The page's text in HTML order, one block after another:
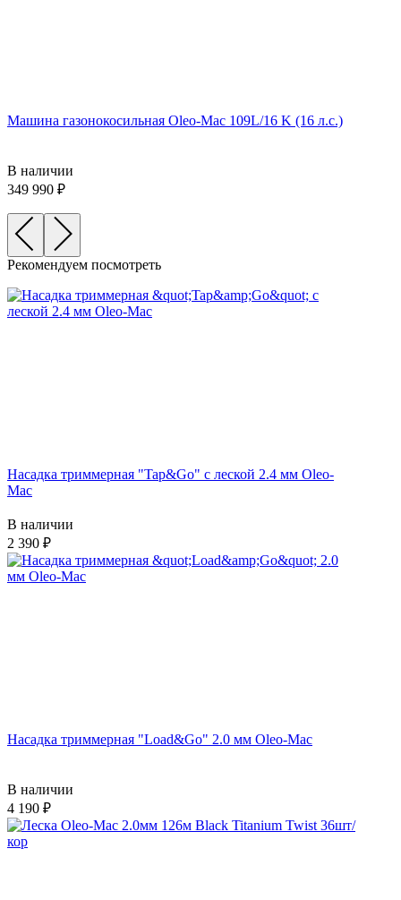
Машина газонокосильная Oleo-Mac 109L/16 K (16 л.с.)
В наличии
349 990
Рекомендуем посмотреть
Насадка триммерная "Tap&Go" c леской 2.4 мм Oleo-
Mac
В наличии
2 390
Насадка триммерная "Load&Go" 2.0 мм Oleo-Mac
В наличии
4 190